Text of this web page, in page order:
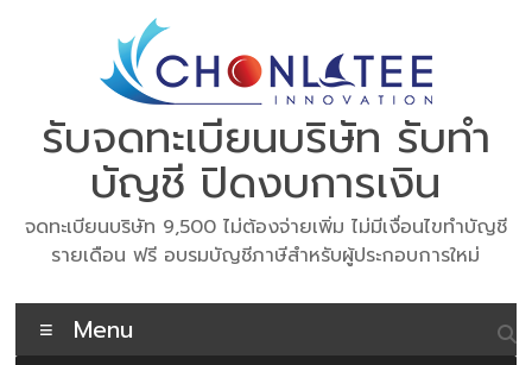
รับจดทะเบียนบริษัท รับทำ
บัญชี ปิดงบการเงิน
จดทะเบียนบริษัท 9,500 ไม่ต้องจ่ายเพิ่ม ไม่มีเงื่อนไขทำบัญชี
รายเดือน ฟรี อบรมบัญชีภาษีสำหรับผู้ประกอบการใหม่
Menu